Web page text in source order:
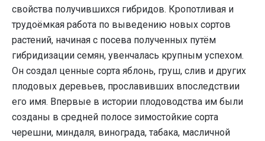
свойства получившихся гибридов. Кропотливая и
трудоёмкая работа по выведению новых сортов
растений, начиная с посева полученных путём
гибридизации семян, увенчалась крупным успехом.
Он создал ценные сорта яблонь, груш, слив и других
плодовых деревьев, прославивших впоследствии
его имя. Впервые в истории плодоводства им были
созданы в средней полосе зимостойкие сорта
черешни, миндаля, винограда, табака, масличной